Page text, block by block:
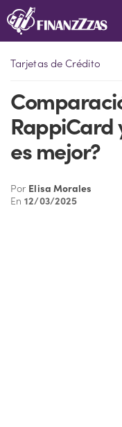
Saltar
al
Tarjetas de Crédito
RappiCard
es mejor?
Por Elisa Morales
En12/03/2025